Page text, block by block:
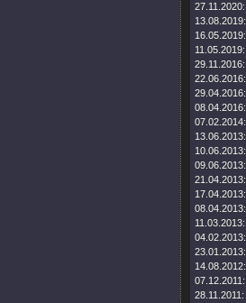
27.11.2020:
13.08.2019:
16.05.2019:
11.05.2019:
29.11.2016:
22.06.2016:
29.04.2016:
08.04.2016:
07.02.2014:
13.06.2013:
10.06.2013:
09.06.2013:
21.04.2013:
17.04.2013:
08.04.2013:
11.03.2013:
04.02.2013:
23.01.2013:
14.08.2012:
07.12.2011:
28.11.2011: